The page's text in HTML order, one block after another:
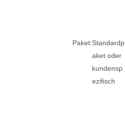
Paket:Standardp
aket oder
kundensp
ezifisch